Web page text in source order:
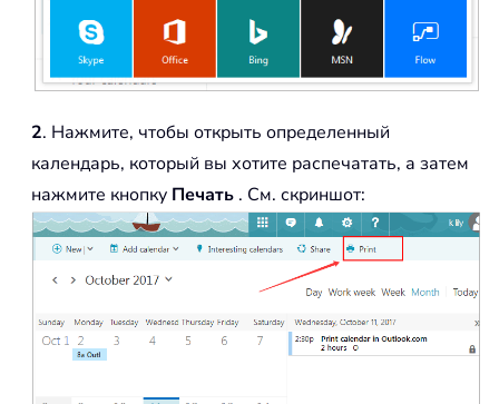
2. Нажмите, чтобы открыть определенный
календарь, который вы хотите распечатать, а затем
нажмите кнопку Печать . См. скриншот: